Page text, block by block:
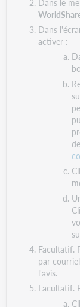
Dans
activer :
Facultatif.
par
l'avis.
Facultatif.